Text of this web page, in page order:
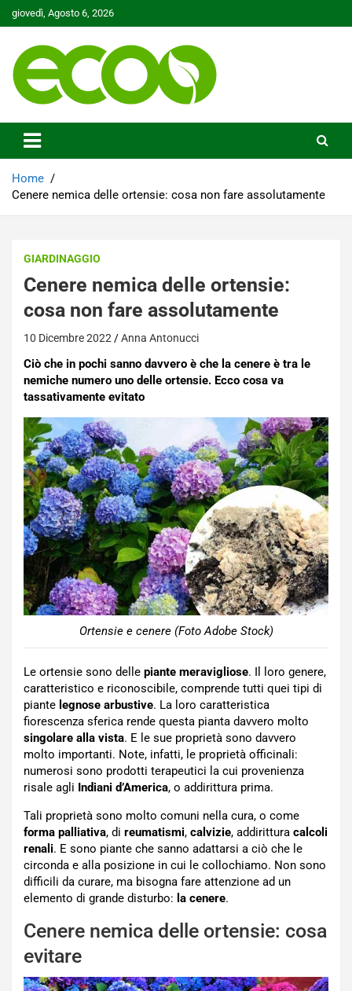
Skip
to
giovedì, Agosto 6, 2026
Ecoo.it
Home
Cenere nemica delle ortensie: cosa non fare assolutamente
GIARDINAGGIO
Cenere nemica delle ortensie:
cosa non fare assolutamente
10 Dicembre 2022 Anna Antonucci
Ciò che in pochi sanno davvero è che la cenere è tra le
nemiche numero uno delle ortensie. Ecco cosa va
tassativamente evitato
Ortensie e cenere (Foto Adobe Stock)
Le ortensie sono delle piante meravigliose. Il loro genere,
caratteristico e riconoscibile, comprende tutti quei tipi di
piante legnose arbustive. La loro caratteristica
fiorescenza sferica rende questa pianta davvero molto
singolare alla vista. E le sue proprietà sono davvero
molto importanti. Note, infatti, le proprietà officinali:
numerosi sono prodotti terapeutici la cui provenienza
risale agli Indiani d’America, o addirittura prima.
Tali proprietà sono molto comuni nella cura, o come
forma palliativa, di reumatismi, calvizie, addirittura calcoli
renali. E sono piante che sanno adattarsi a ciò che le
circonda e alla posizione in cui le collochiamo. Non sono
difficili da curare, ma bisogna fare attenzione ad un
elemento di grande disturbo: la cenere.
Cenere nemica delle ortensie: cosa
evitare